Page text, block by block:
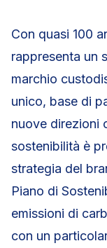
Con quasi 100
rappresenta un
marchio
unico, base di
nuove direzioni
sostenibilità è
strategia del
Piano di
emissioni di
con un